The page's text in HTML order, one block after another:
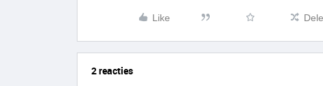
Like
2 reacties